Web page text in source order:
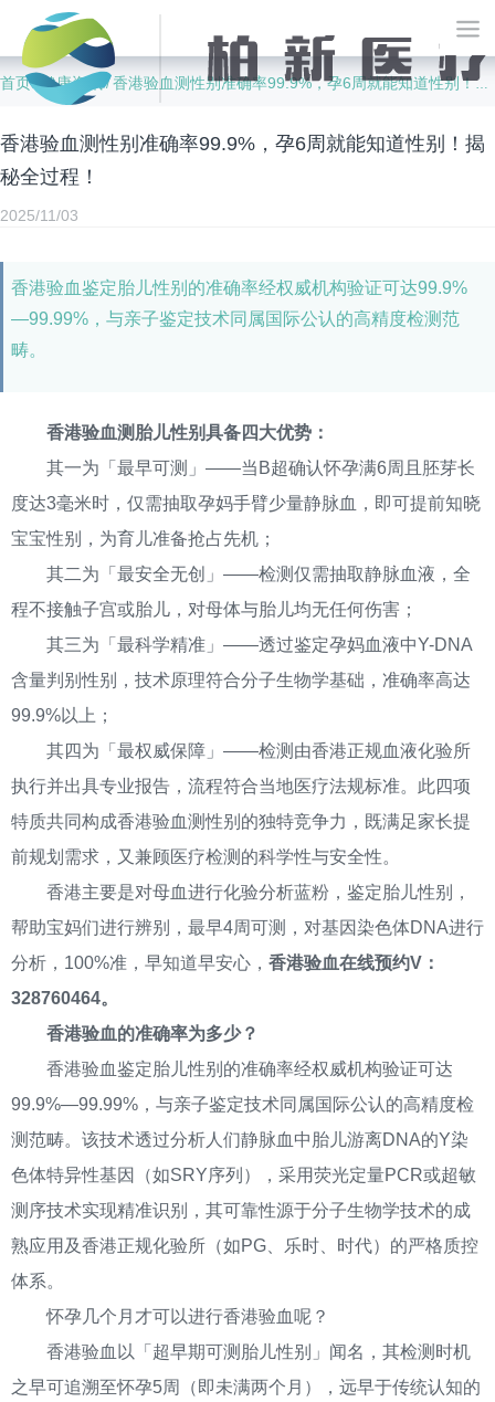
首页/健康资讯 /香港验血测性别准确率99.9%，孕6周就能知道性别！揭秘全过程！
香港验血测性别准确率99.9%，孕6周就能知道性别！揭
秘全过程！
2025/11/03
香港验血鉴定胎儿性别的准确率经权威机构验证可达99.9%
—99.99%，与亲子鉴定技术同属国际公认的高精度检测范
畴。
香港验血测胎儿性别具备四大优势：
其一为「最早可测」——当B超确认怀孕满6周且胚芽长
度达3毫米时，仅需抽取孕妈手臂少量静脉血，即可提前知晓
宝宝性别，为育儿准备抢占先机；
其二为「最安全无创」——检测仅需抽取静脉血液，全
程不接触子宫或胎儿，对母体与胎儿均无任何伤害；
其三为「最科学精准」——透过鉴定孕妈血液中Y-DNA
含量判别性别，技术原理符合分子生物学基础，准确率高达
99.9%以上；
其四为「最权威保障」——检测由香港正规血液化验所
执行并出具专业报告，流程符合当地医疗法规标准。此四项
特质共同构成香港验血测性别的独特竞争力，既满足家长提
前规划需求，又兼顾医疗检测的科学性与安全性。
香港主要是对母血进行化验分析蓝粉，鉴定胎儿性别，
帮助宝妈们进行辨别，最早4周可测，对基因染色体DNA进行
分析，100%准，早知道早安心， 香港验血在线预约V：
328760464。
香港验血的准确率为多少？
香港验血鉴定胎儿性别的准确率经权威机构验证可达
99.9%—99.99%，与亲子鉴定技术同属国际公认的高精度检
测范畴。该技术透过分析人们静脉血中胎儿游离DNA的Y染
色体特异性基因（如SRY序列），采用荧光定量PCR或超敏
测序技术实现精准识别，其可靠性源于分子生物学技术的成
熟应用及香港正规化验所（如PG、乐时、时代）的严格质控
体系。
怀孕几个月才可以进行香港验血呢？
香港验血以「超早期可测胎儿性别」闻名，其检测时机
之早可追溯至怀孕5周（即未满两个月），远早于传统认知的